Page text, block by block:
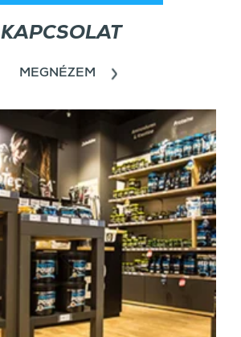
KAPCSOLAT
MEGNÉZEM